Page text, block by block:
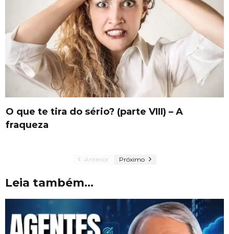
O que te tira do sério? (parte VIII) – A
fraqueza
Anterior Próximo
Leia também...